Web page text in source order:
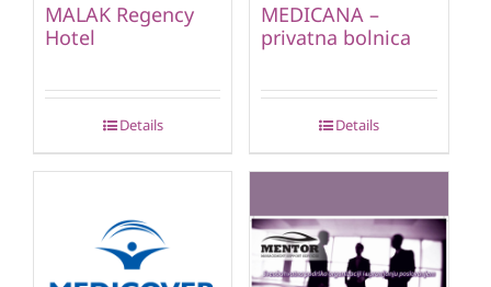
MALAK Regency
Hotel
Details
MEDICANA –
privatna bolnica
Details